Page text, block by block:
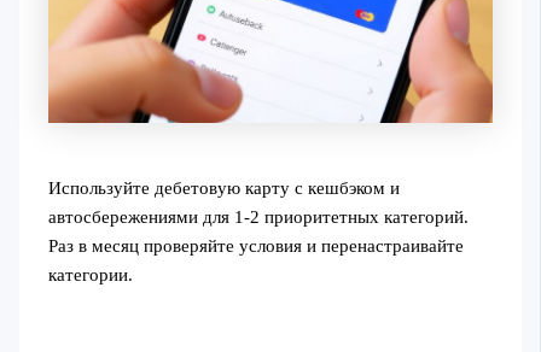
Используйте дебетовую карту с кешбэком и
автосбережениями для 1-2 приоритетных категорий.
Раз в месяц проверяйте условия и перенастраивайте
категории.